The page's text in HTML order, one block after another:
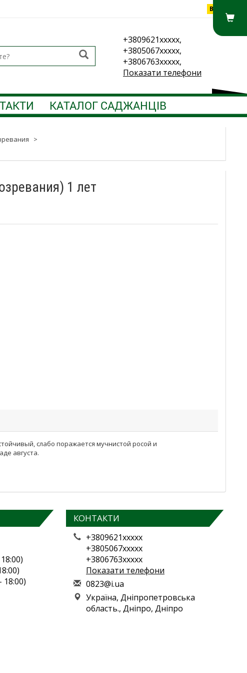
Вхід
+3809621xxxxx,
+3805067xxxxx,
+3806763xxxxx,
Показати телефони
КАТАЛОГ САДЖАНЦІВ
>
1 лет
слабо поражается мучнистой росой и
августа.
18:00)
КОНТАКТИ
+3809621xxxxx
+3805067xxxxx
+3806763xxxxx
Показати телефони
0823@i.ua
Україна, Дніпропетровська
область., Дніпро, Дніпро